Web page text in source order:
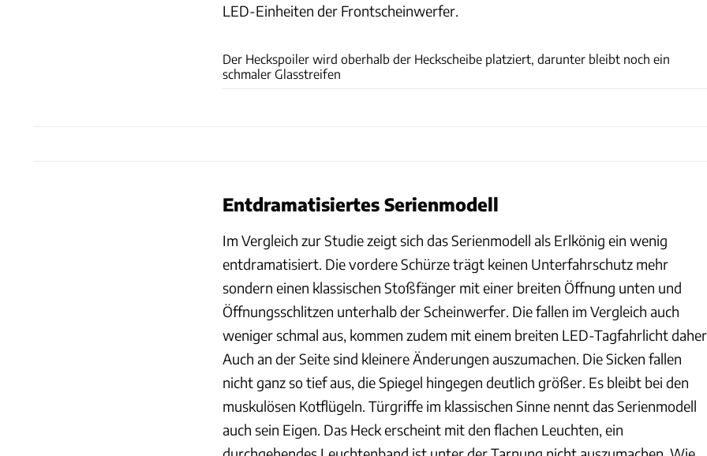
LED-Einheiten der Frontscheinwerfer.
Der Heckspoiler wird oberhalb der Heckscheibe platziert, darunter bleibt noch ein
schmaler Glasstreifen
Entdramatisiertes Serienmodell
Im Vergleich zur Studie zeigt sich das Serienmodell als Erlkönig ein wenig
entdramatisiert. Die vordere Schürze trägt keinen Unterfahrschutz mehr
sondern einen klassischen Stoßfänger mit einer breiten Öffnung unten und
Öffnungsschlitzen unterhalb der Scheinwerfer. Die fallen im Vergleich auch
weniger schmal aus, kommen zudem mit einem breiten LED-Tagfahrlicht
Auch an der Seite sind kleinere Änderungen auszumachen. Die Sicken fallen
nicht ganz so tief aus, die Spiegel hingegen deutlich größer. Es bleibt bei den
muskulösen Kotflügeln. Türgriffe im klassischen Sinne nennt das Serienmodell
auch sein Eigen. Das Heck erscheint mit den flachen Leuchten, ein